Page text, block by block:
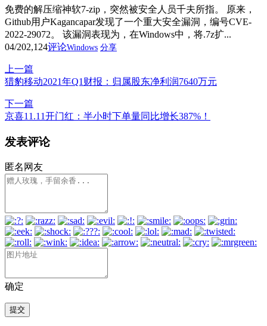
免费的解压缩神软7-zip，突然被安全人员千夫所指。 原来，
Github用户Kagancapar发现了一个重大安全漏洞，编号CVE-
2022-29072。 该漏洞表现为，在Windows中，将.7z扩...
04/202,124评论Windows 分享
上一篇
猎豹移动2021年Q1财报：归属股东净利润7640万元
下一篇
京喜11.11开门红：半小时下单量同比增长387%！
发表评论
匿名网友
确定
提交